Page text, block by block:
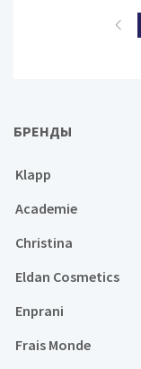
БРЕНДЫ
Klapp
Academie
Christina
Eldan Cosmetics
Enprani
Frais Monde